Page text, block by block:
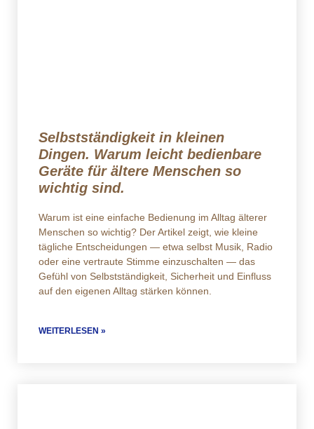
Selbstständigkeit in kleinen
Dingen. Warum leicht bedienbare
Geräte für ältere Menschen so
wichtig sind.
Warum ist eine einfache Bedienung im Alltag älterer
Menschen so wichtig? Der Artikel zeigt, wie kleine
tägliche Entscheidungen — etwa selbst Musik, Radio
oder eine vertraute Stimme einzuschalten — das
Gefühl von Selbstständigkeit, Sicherheit und Einfluss
auf den eigenen Alltag stärken können.
WEITERLESEN »